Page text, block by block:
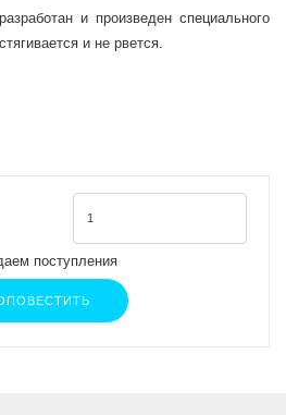
и произведен специального
и не рвется.
поступления